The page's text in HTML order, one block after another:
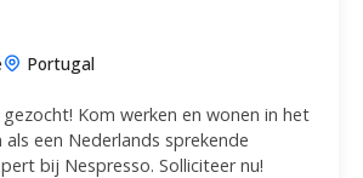
Portugal
Kom werken en wonen in het
als een Nederlands sprekende
bij Nespresso. Solliciteer nu!